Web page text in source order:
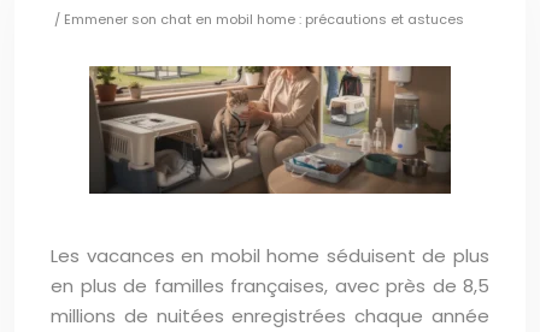
/ Emmener son chat en mobil home : précautions et astuces
Les vacances en mobil home séduisent de plus
en plus de familles françaises, avec près de 8,5
millions de nuitées enregistrées chaque année